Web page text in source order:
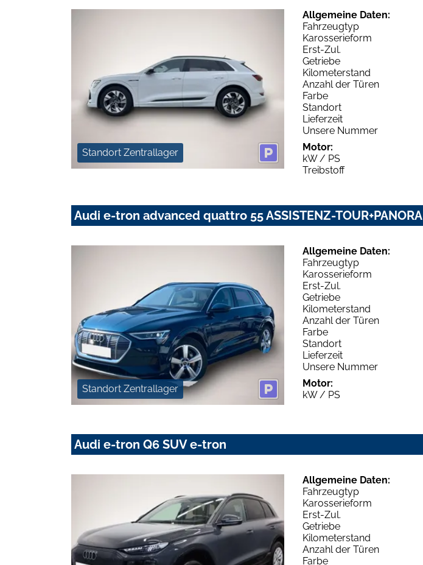
Standort Zentrallager
Allgemeine Daten:
Fahrzeugtyp
Karosserieform
Erst-Zul.
Getriebe
Kilometerstand
Anzahl der Türen
Farbe
Standort
Lieferzeit
Unsere Nummer
Motor:
kW / PS
Treibstoff
Audi e-tron advanced quattro 55 ASSISTENZ-TOUR+PANORA
Standort Zentrallager
Allgemeine Daten:
Fahrzeugtyp
Karosserieform
Erst-Zul.
Getriebe
Kilometerstand
Anzahl der Türen
Farbe
Standort
Lieferzeit
Unsere Nummer
Motor:
kW / PS
Audi e-tron Q6 SUV e-tron
Allgemeine Daten:
Fahrzeugtyp
Karosserieform
Erst-Zul.
Getriebe
Kilometerstand
Anzahl der Türen
Farbe